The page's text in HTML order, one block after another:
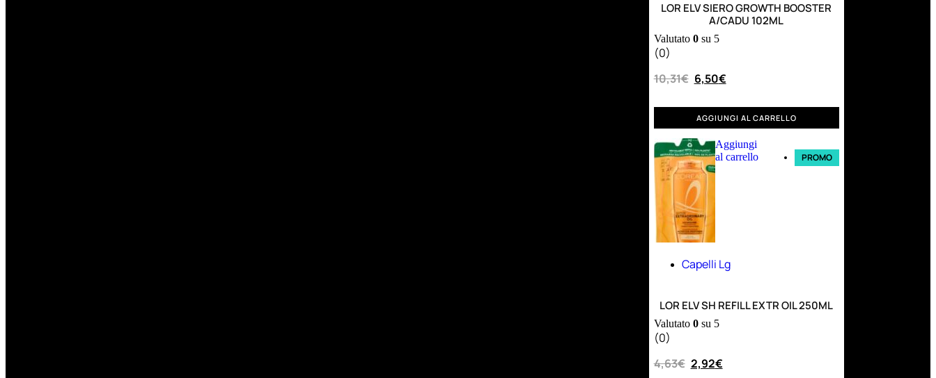
LOR ELV SIERO GROWTH BOOSTER
A/CADU 102ML
Valutato 0su 5
(0)
10,31€ 6,50€
AGGIUNGI AL CARRELLO
Aggiungi
al carrello
PROMO
Capelli Lg
LOR ELV SH REFILL EXTR OIL 250ML
Valutato 0su 5
(0)
4,63€ 2,92€